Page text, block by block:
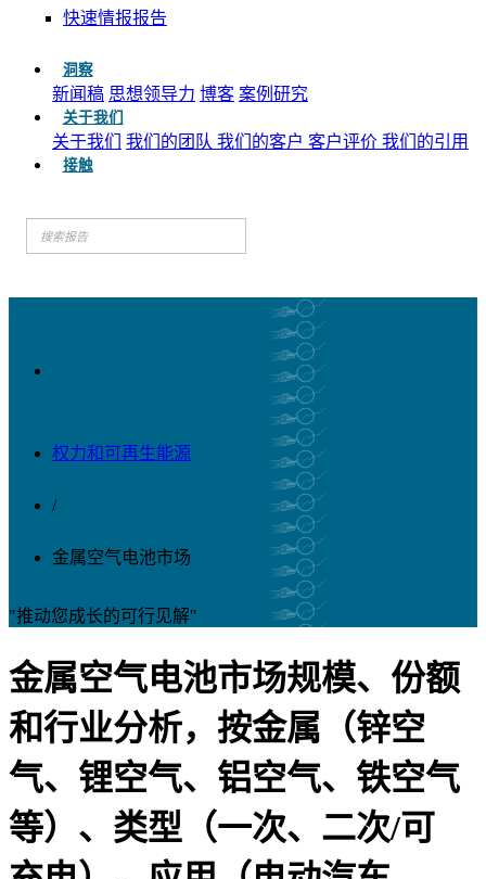
快速情报报告
洞察
新闻稿 思想领导力 博客 案例研究
关于我们
关于我们 我们的团队 我们的客户 客户评价 我们的引用
接触
权力和可再生能源
/
金属空气电池市场
"推动您成长的可行见解"
金属空气电池市场规模、份额
和行业分析，按金属（锌空
气、锂空气、铝空气、铁空气
等）、类型（一次、二次/可